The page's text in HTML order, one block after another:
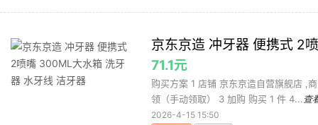
京东京造 冲牙器 便携式 2
71.1元
购买方案 1 店铺 京东京造自营旗舰店 ,
领（手动领取） 3 加购 购买 1 件 4... 查
2026-4-15 15:50